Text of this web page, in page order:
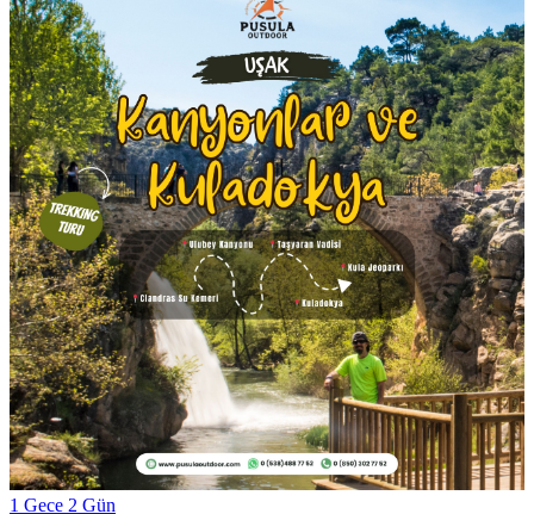
1 Gece 2 Gün